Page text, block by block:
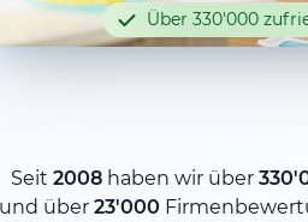
Über 330'000
Seit 2008haben wir über
und über 23'000